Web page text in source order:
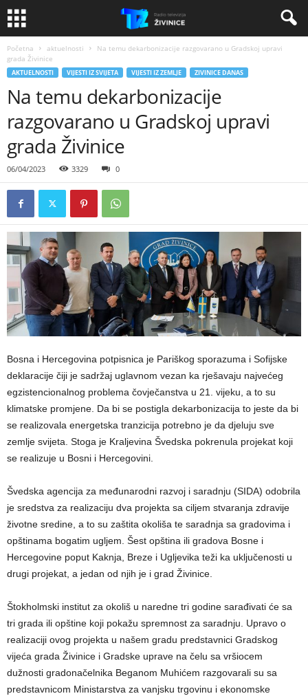
Početna aktuelnosti
Na temu dekarbonizacije razgovarano u Gradskoj upravi
grada Živinice
AKTUELNOSTI VIJESTI IZ SVIJETA VIJESTI IZ ZEMLJE ZIVINICE DANAS
Na temu dekarbonizacije
razgovarano u Gradskoj upravi
grada Živinice
06/04/2023 3329 0
Bosna i Hercegovina potpisnica je Pariškog sporazuma i Sofijske
deklaracije čiji je sadržaj uglavnom vezan ka rješavaju najvećeg
egzistencionalnog problema čovječanstva u 21. vijeku, a to su
klimatske promjene. Da bi se postigla dekarbonizacija to jeste da bi
se realizovala energetska tranzicija potrebno je da djeluju sve
zemlje svijeta. Stoga je Kraljevina Švedska pokrenula projekat koji
se realizuje u Bosni i Hercegovini.
Švedska agencija za međunarodni razvoj i saradnju (SIDA) odobrila
je sredstva za realizaciju dva projekta sa ciljem stvaranja zdravije
životne sredine, a to su zaštita okoliša te saradnja sa gradovima i
opštinama bogatim ugljem. Šest opština ili gradova Bosne i
Hercegovine poput Kaknja, Breze i Ugljevika teži ka uključenosti u
drugi projekat, a jedan od njih je i grad Živinice.
Štokholmski institut za okoliš u naredne tri godine sarađivati će sa
tri grada ili opštine koji pokažu spremnost za saradnju. Upravo o
realizaciji ovog projekta u našem gradu predstavnici Gradskog
vijeća grada Živinice i Gradske uprave na čelu sa vršiocem
dužnosti gradonačelnika Beganom Muhićem razgovarali su sa
predstavnicom Ministarstva za vanjsku trgovinu i ekonomske